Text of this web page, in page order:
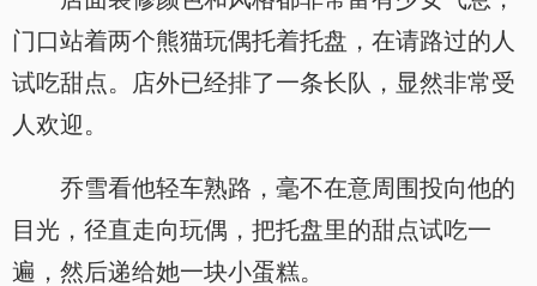
门口站着两个熊猫玩偶托着托盘，在请路过的人
试吃甜点。店外已经排了一条长队，显然非常受
人欢迎。
乔雪看他轻车熟路，毫不在意周围投向他的
目光，径直走向玩偶，把托盘里的甜点试吃一
遍，然后递给她一块小蛋糕。